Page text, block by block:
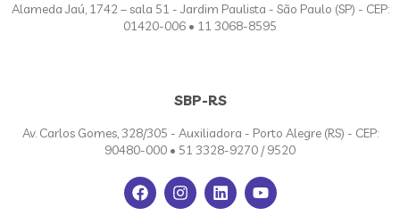
Alameda Jaú, 1742 – sala 51 - Jardim Paulista - São Paulo (SP) - CEP:
01420-006 • 11 3068-8595
SBP-RS
Av. Carlos Gomes, 328/305 - Auxiliadora - Porto Alegre (RS) - CEP:
90480-000 • 51 3328-9270 / 9520